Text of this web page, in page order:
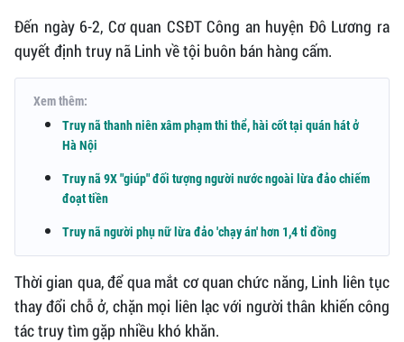
Đến ngày 6-2, Cơ quan CSĐT Công an huyện Đô Lương ra
quyết định truy nã Linh về tội buôn bán hàng cấm.
Xem thêm:
Truy nã thanh niên xâm phạm thi thể, hài cốt tại quán hát ở
Hà Nội
Truy nã 9X "giúp" đối tượng người nước ngoài lừa đảo chiếm
đoạt tiền
Truy nã người phụ nữ lừa đảo 'chạy án' hơn 1,4 tỉ đồng
Thời gian qua, để qua mắt cơ quan chức năng, Linh liên tục
thay đổi chỗ ở, chặn mọi liên lạc với người thân khiến công
tác truy tìm gặp nhiều khó khăn.